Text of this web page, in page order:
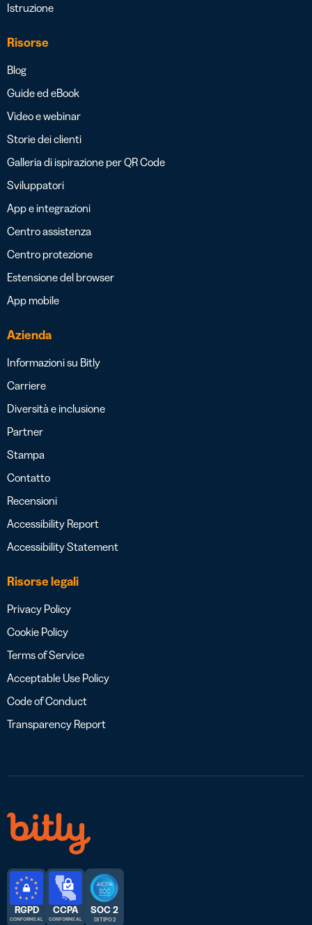
Istruzione
Risorse
Blog
Guide ed eBook
Video e webinar
Storie dei clienti
Galleria di ispirazione per QR Code
Sviluppatori
App e integrazioni
Centro assistenza
Centro protezione
Estensione del browser
App mobile
Azienda
Informazioni su Bitly
Carriere
Diversità e inclusione
Partner
Stampa
Contatto
Recensioni
Accessibility Report
Accessibility Statement
Risorse legali
Privacy Policy
Cookie Policy
Terms of Service
Acceptable Use Policy
Code of Conduct
Transparency Report
RGPD
CONFORME AL
CCPA
CONFORME AL
SOC 2
DI TIPO 2